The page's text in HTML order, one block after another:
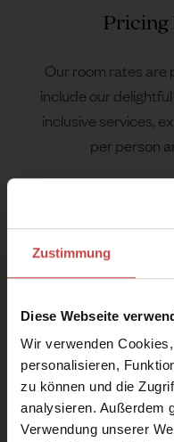
Zustimmung
Diese Webseite
Wir verwenden
personalisieren,
zu können und die
analysieren. Außerdem
Verwendung unserer
Our room rates are
include our
inclusive services,
per person
Arrival
WE